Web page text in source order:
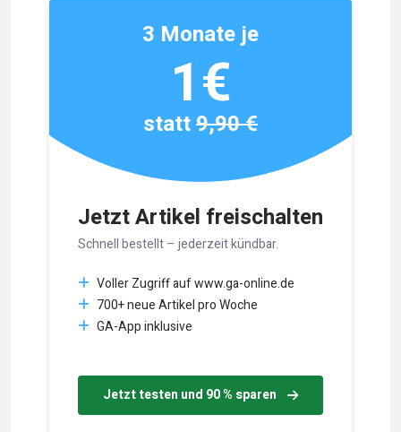
Jetzt Artikel freischalten
Schnell bestellt – jederzeit kündbar.
Voller Zugriff auf www.ga-online.de
700+ neue Artikel pro Woche
GA-App inklusive
Jetzt testen und 90 % sparen
3 Monate je
1€
statt9,90 €